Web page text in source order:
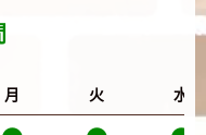
月 火 水